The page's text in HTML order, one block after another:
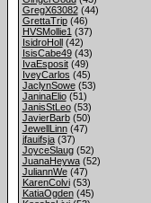
GregX63082(44)
GrettaTrip(46)
HVSMollie1 (37)
IsidroHoll(42)
IsisCabe49(43)
IvaEsposit(49)
IveyCarlos (45)
JaclynSowe(53)
JaninaElio(51)
JanisStLeo(53)
JavierBarb(50)
JewellLinn(47)
jfauifsja(37)
JoyceSlaug(52)
JuanaHeywa(52)
JuliannWe(47)
KarenColvi(53)
KatiaOgden(45)